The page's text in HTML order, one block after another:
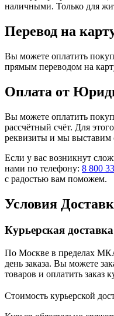
наличными. Только для
Перевод на
Вы можете оплатить
прямым переводом на
Оплата от
Вы можете оплатить
рассчётный счёт. Для
реквизиты и мы выставим
Если у вас возникнут
нами по телефону: 8 800
с радостью вам поможем.
Условия
Курьерская
По Москве в пределах
день заказа. Вы можете
товаров и оплатить заказ
Стоимость курьерской